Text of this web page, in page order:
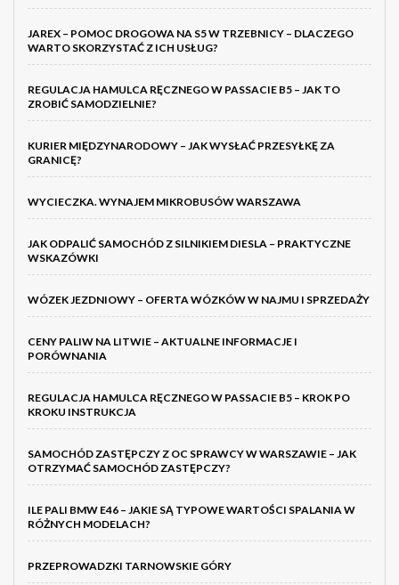
JAREX – POMOC DROGOWA NA S5 W TRZEBNICY – DLACZEGO
WARTO SKORZYSTAĆ Z ICH USŁUG?
REGULACJA HAMULCA RĘCZNEGO W PASSACIE B5 – JAK TO
ZROBIĆ SAMODZIELNIE?
KURIER MIĘDZYNARODOWY – JAK WYSŁAĆ PRZESYŁKĘ ZA
GRANICĘ?
WYCIECZKA. WYNAJEM MIKROBUSÓW WARSZAWA
JAK ODPALIĆ SAMOCHÓD Z SILNIKIEM DIESLA – PRAKTYCZNE
WSKAZÓWKI
WÓZEK JEZDNIOWY – OFERTA WÓZKÓW W NAJMU I SPRZEDAŻY
CENY PALIW NA LITWIE – AKTUALNE INFORMACJE I
PORÓWNANIA
REGULACJA HAMULCA RĘCZNEGO W PASSACIE B5 – KROK PO
KROKU INSTRUKCJA
SAMOCHÓD ZASTĘPCZY Z OC SPRAWCY W WARSZAWIE – JAK
OTRZYMAĆ SAMOCHÓD ZASTĘPCZY?
ILE PALI BMW E46 – JAKIE SĄ TYPOWE WARTOŚCI SPALANIA W
RÓŻNYCH MODELACH?
PRZEPROWADZKI TARNOWSKIE GÓRY